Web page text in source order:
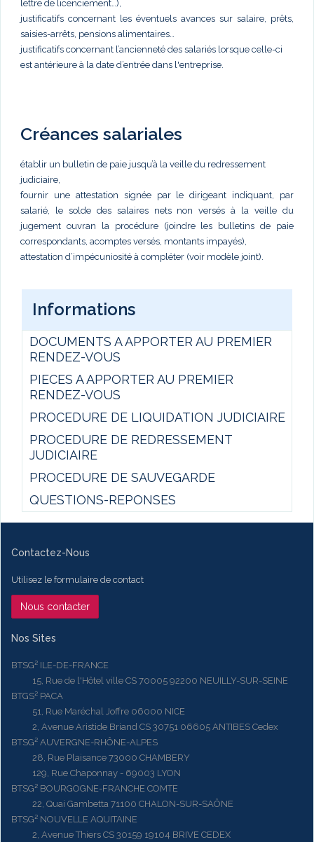
lettre de licenciement…),
justificatifs concernant les éventuels avances sur salaire, prêts,
saisies-arrêts, pensions alimentaires…
justificatifs concernant l’ancienneté des salariés lorsque celle-ci
est antérieure à la date d’entrée dans l'entreprise.
Créances salariales
établir un bulletin de paie jusqu’à la veille du redressement
judiciaire,
fournir une attestation signée par le dirigeant indiquant, par
salarié, le solde des salaires nets non versés à la veille du
jugement ouvran la procédure (joindre les bulletins de paie
correspondants, acomptes versés, montants impayés),
attestation d’impécuniosité à compléter (voir modèle joint).
Informations
DOCUMENTS A APPORTER AU PREMIER
RENDEZ-VOUS
PIECES A APPORTER AU PREMIER
RENDEZ-VOUS
PROCEDURE DE LIQUIDATION JUDICIAIRE
PROCEDURE DE REDRESSEMENT
JUDICIAIRE
PROCEDURE DE SAUVEGARDE
QUESTIONS-REPONSES
Contactez-Nous
Utilisez le formulaire de contact
Nous contacter
Nos Sites
BTSG² ILE-DE-FRANCE
15, Rue de l'Hôtel ville CS 70005 92200 NEUILLY-SUR-SEINE
BTGS² PACA
51, Rue Maréchal Joffre 06000 NICE
2, Avenue Aristide Briand CS 30751 06605 ANTIBES Cedex
BTSG² AUVERGNE-RHÔNE-ALPES
28, Rue Plaisance 73000 CHAMBERY
129, Rue Chaponnay - 69003 LYON
BTSG² BOURGOGNE-FRANCHE COMTE
22, Quai Gambetta 71100 CHALON-SUR-SAÔNE
BTSG² NOUVELLE AQUITAINE
2, Avenue Thiers CS 30159 19104 BRIVE CEDEX